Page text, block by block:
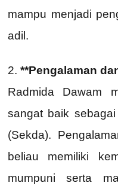
mampu menjadi
adil.
2. **Pengalaman
Radmida Dawam
sangat baik
(Sekda).
beliau memiliki
mumpuni serta